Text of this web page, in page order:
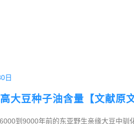
日
大豆种子油含量【文献原
到9000年前的东亚野生亲缘大豆中驯